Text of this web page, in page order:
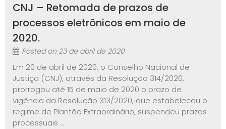
CNJ – Retomada de prazos de
processos eletrônicos em maio de
2020.
Posted on 23 de abril de 2020
Em 20 de abril de 2020, o Conselho Nacional de
Justiça (CNJ), através da Resolução 314/2020,
prorrogou até 15 de maio de 2020 o prazo de
vigência da Resolução 313/2020, que estabeleceu o
regime de Plantão Extraordinário, suspendeu prazos
processuais ...